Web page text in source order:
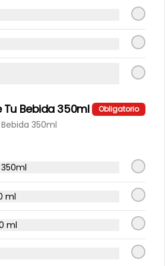
PR
Big
Tu Bebida 350ml Obligatorio
350ml
ml
ml